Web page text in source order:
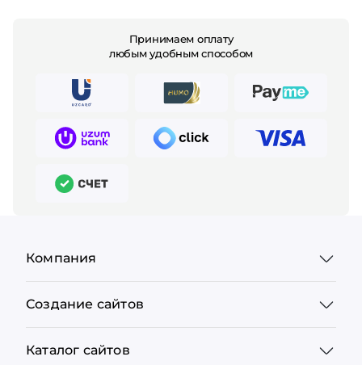
Принимаем оплату
любым удобным способом
Компания
Создание сайтов
Каталог сайтов